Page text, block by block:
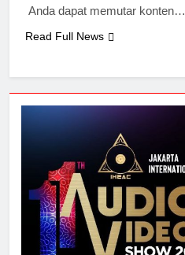
Anda dapat memutar konten…
Read Full News